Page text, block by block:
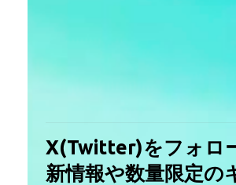
X(Twitter)をフォロ
新情報や数量限定の